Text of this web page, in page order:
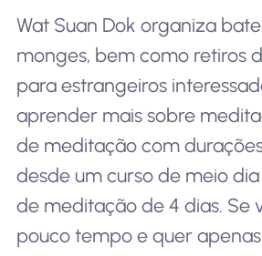
Wat Suan Dok organiza
monges, bem como retiros
para estrangeiros
aprender mais sobre
de meditação com
desde um curso de meio
de meditação de 4 dias. Se
pouco tempo e quer